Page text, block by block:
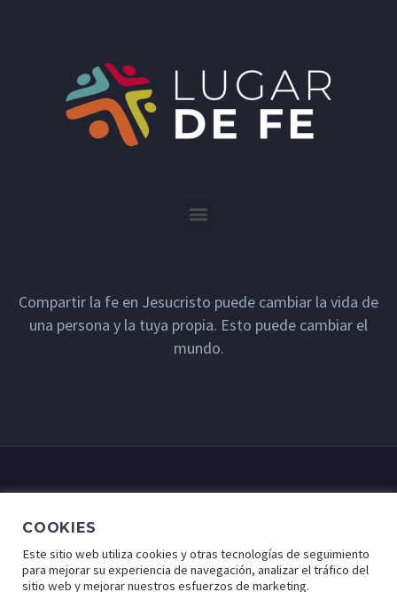
Compartir la fe en Jesucristo puede cambiar la vida de
una persona y la tuya propia. Esto puede cambiar el
mundo.
COOKIES
Este sitio web utiliza cookies y otras tecnologías de seguimiento
para mejorar su experiencia de navegación, analizar el tráfico del
sitio web y mejorar nuestros esfuerzos de marketing.